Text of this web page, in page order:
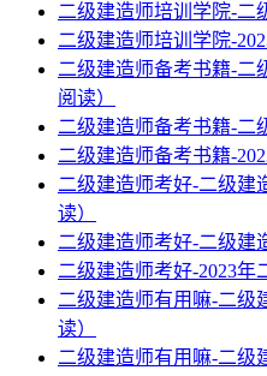
二级建造师培训学院-二
二级建造师培训学院-
二级建造师备考书籍-二
阅读）
二级建造师备考书籍-二
二级建造师备考书籍-
二级建造师考好-二级建
读）
二级建造师考好-二级建
二级建造师考好-2023年
二级建造师有用嘛-二级
读）
二级建造师有用嘛-二级